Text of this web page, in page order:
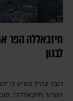
חיזבאללה הפר
לבנון
דובר צה"ל הודיע כי